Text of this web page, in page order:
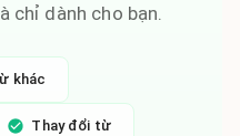
chỉ dành cho bạn.
khác
Thay đổi từ